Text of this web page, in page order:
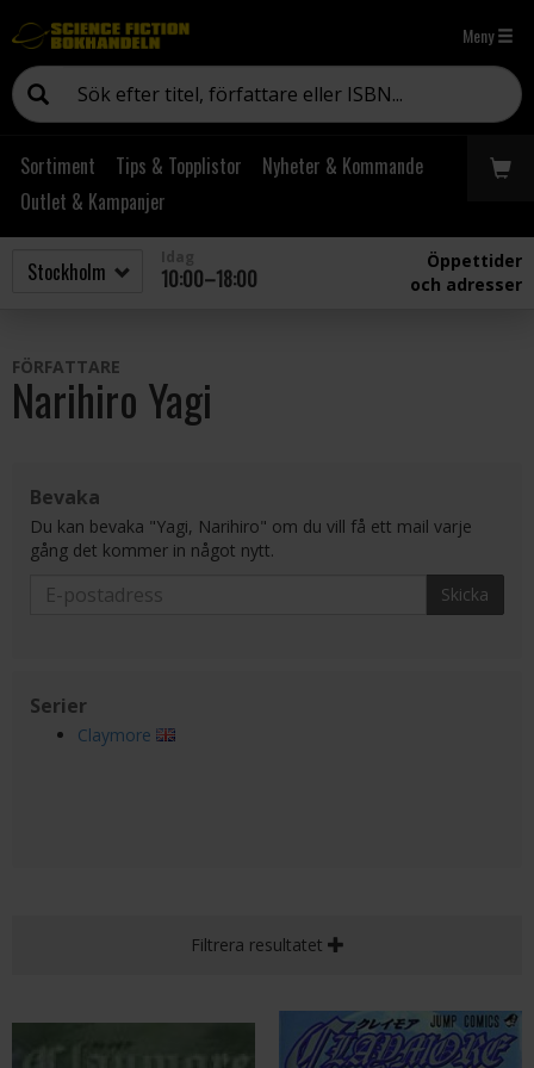
Meny
Sortiment Tips & Topplistor
Nyheter & Kommande
Outlet & Kampanjer
10:00–18:00
Öppettider
och adresser
FÖRFATTARE
Narihiro Yagi
Bevaka
Du kan bevaka "Yagi, Narihiro" om du vill få ett mail varje
gång det kommer in något nytt.
Skicka
Serier
Claymore
Filtrera resultatet